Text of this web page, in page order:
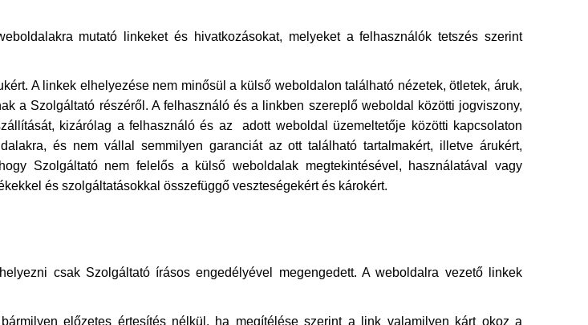
mutató linkeket és hivatkozásokat, melyeket a felhasználók tetszés szerint
A linkek elhelyezése nem minősül a külső weboldalon található nézetek, ötletek, áruk,
a Szolgáltató részéről. A felhasználó és a linkben szereplő weboldal közötti jogviszony,
kizárólag a felhasználó és az adott weboldal üzemeltetője közötti kapcsolaton
és nem vállal semmilyen garanciát az ott található tartalmakért, illetve árukért,
Szolgáltató nem felelős a külső weboldalak megtekintésével, használatával vagy
és szolgáltatásokkal összefüggő veszteségekért és károkért.
csak Szolgáltató írásos engedélyével megengedett. A weboldalra vezető linkek
előzetes értesítés nélkül, ha megítélése szerint a link valamilyen kárt okoz a